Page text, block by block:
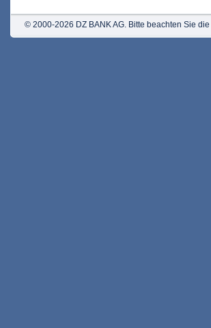
© 2000-2026 DZ BANK AG. Bitte beachten Sie die